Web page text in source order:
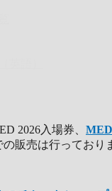
2026入場券、
販売は行っており